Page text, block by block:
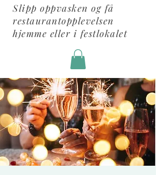
Slipp oppvasken og få
restaurantopplevelsen
hjemme eller i festlokalet